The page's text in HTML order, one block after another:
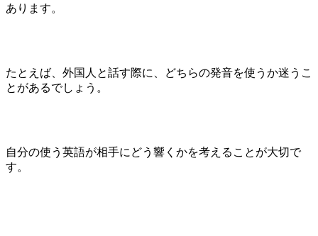
あります。
たとえば、外国人と話す際に、どちらの発音を使うか迷うこ
とがあるでしょう。
自分の使う英語が相手にどう響くかを考えることが大切で
す。